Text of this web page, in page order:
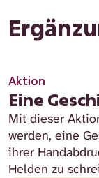
Aktion
Eine
Mit dieser
werden, eine
ihrer
Helden zu